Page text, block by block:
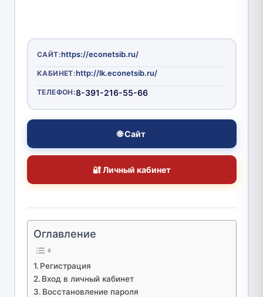
САЙТ:https://econetsib.ru/
КАБИНЕТ:http://lk.econetsib.ru/
ТЕЛЕФОН:8-391-216-55-66
🌐 Сайт
🔐 Личный кабинет
Оглавление
Регистрация
Вход в личный кабинет
Восстановление пароля